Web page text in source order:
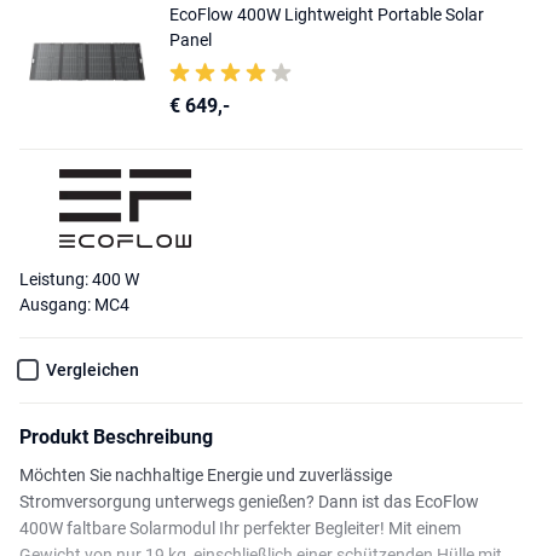
EcoFlow 400W Lightweight Portable Solar
Panel
€ 649,-
Leistung: 400 W
Ausgang: MC4
Vergleichen
Produkt Beschreibung
Möchten Sie nachhaltige Energie und zuverlässige
Stromversorgung unterwegs genießen? Dann ist das EcoFlow
400W faltbare Solarmodul Ihr perfekter Begleiter! Mit einem